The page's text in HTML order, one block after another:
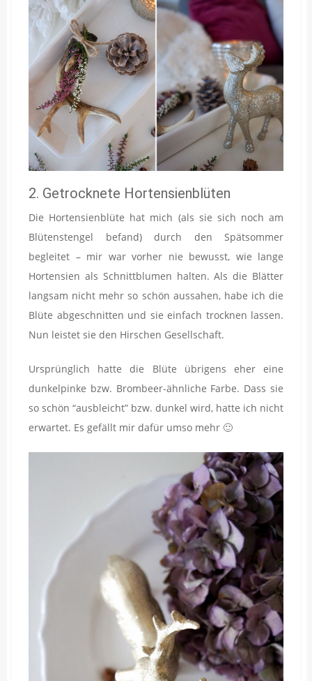
2. Getrocknete Hortensienblüten
Die Hortensienblüte hat mich (als sie sich noch am
Blütenstengel befand) durch den Spätsommer
begleitet – mir war vorher nie bewusst, wie lange
Hortensien als Schnittblumen halten. Als die Blätter
langsam nicht mehr so schön aussahen, habe ich die
Blüte abgeschnitten und sie einfach trocknen lassen.
Nun leistet sie den Hirschen Gesellschaft.
Ursprünglich hatte die Blüte übrigens eher eine
dunkelpinke bzw. Brombeer-ähnliche Farbe. Dass sie
so schön “ausbleicht” bzw. dunkel wird, hatte ich nicht
erwartet. Es gefällt mir dafür umso mehr 🙂